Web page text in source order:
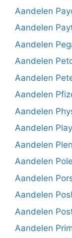
Aandelen
Aandelen
Aandelen
Aandelen
Aandelen
Aandelen
Aandelen
Aandelen
Aandelen
Aandelen
Aandelen
Aandelen
Aandelen
Aandelen